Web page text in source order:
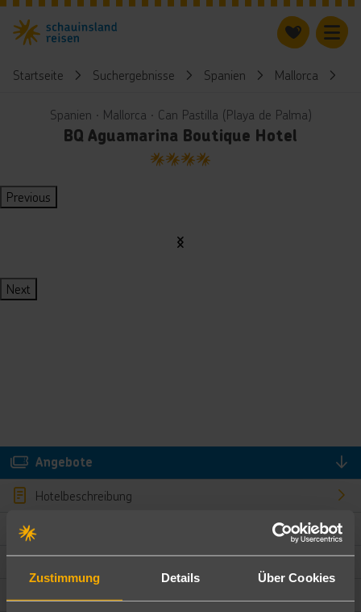
Zustimmung Details Über Cookies
Startseite Suchergebnisse Spanien Mallorca
Spanien ∙ Mallorca ∙ Can Pastilla (Playa de Palma)
BQ Aguamarina Boutique Hotel
4
Previous
Next
Angebote
Hotelbeschreibung
Bewertungen